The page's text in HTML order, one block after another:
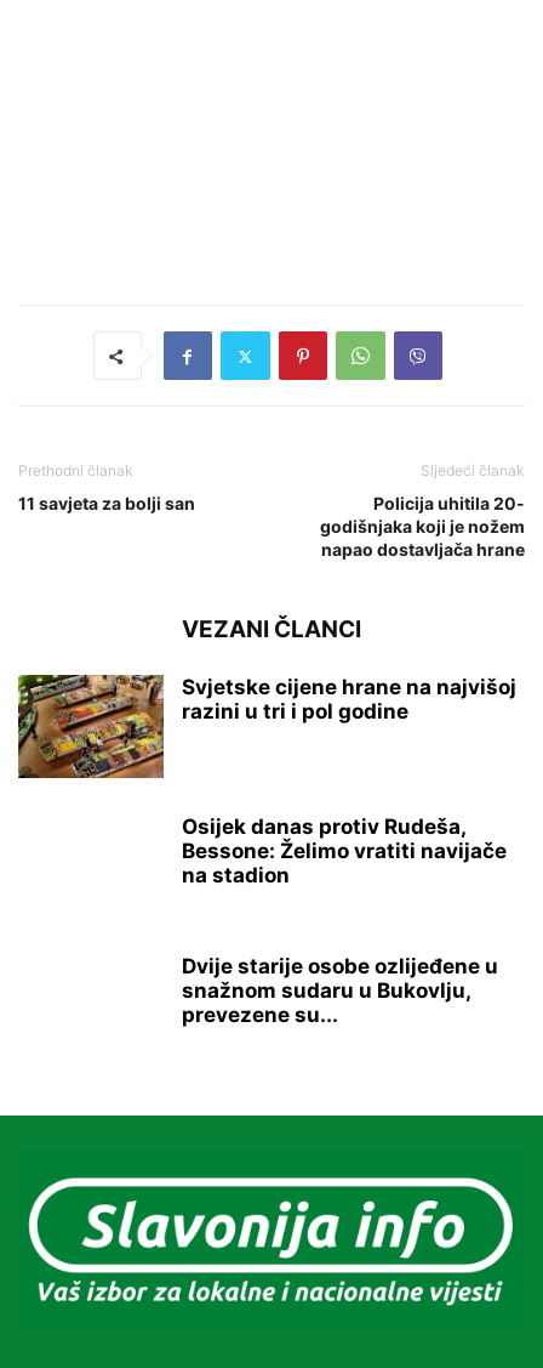
Prethodni članak
11 savjeta za bolji san
Sljedeći članak
Policija uhitila 20-
godišnjaka koji je nožem
napao dostavljača hrane
VEZANI ČLANCI
Svjetske cijene hrane na najvišoj
razini u tri i pol godine
Osijek danas protiv Rudeša,
Bessone: Želimo vratiti navijače
na stadion
Dvije starije osobe ozlijeđene u
snažnom sudaru u Bukovlju,
prevezene su...